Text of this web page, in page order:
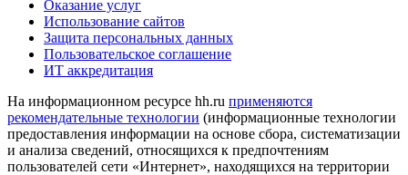
Оказание услуг
Использование сайтов
Защита персональных данных
Пользовательское соглашение
ИТ аккредитация
На информационном ресурсе hh.ru применяются
рекомендательные технологии (информационные технологии
предоставления информации на основе сбора, систематизации
и анализа сведений, относящихся к предпочтениям
пользователей сети «Интернет», находящихся на территории